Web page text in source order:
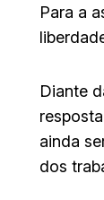
Para a
Diante
ainda
dos